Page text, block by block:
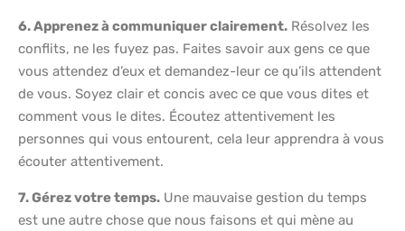
6. Apprenez à communiquer clairement. Résolvez les
conflits, ne les fuyez pas. Faites savoir aux gens ce que
vous attendez d’eux et demandez-leur ce qu’ils attendent
de vous. Soyez clair et concis avec ce que vous dites et
comment vous le dites. Écoutez attentivement les
personnes qui vous entourent, cela leur apprendra à vous
écouter attentivement.
7. Gérez votre temps. Une mauvaise gestion du temps
est une autre chose que nous faisons et qui mène au